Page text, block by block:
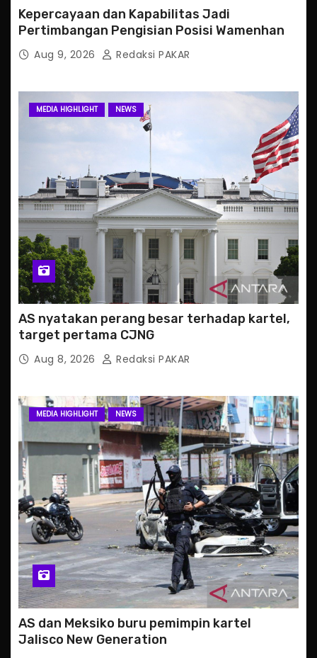
Kepercayaan dan Kapabilitas Jadi
Pertimbangan Pengisian Posisi Wamenhan
Aug 9, 2026 Redaksi PAKAR
MEDIA HIGHLIGHT NEWS
AS nyatakan perang besar terhadap kartel,
target pertama CJNG
Aug 8, 2026 Redaksi PAKAR
MEDIA HIGHLIGHT NEWS
AS dan Meksiko buru pemimpin kartel
Jalisco New Generation